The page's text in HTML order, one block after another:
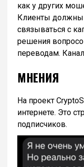
как у других
Клиенты должны
связываться с
решения
переводам.
МНЕНИЯ
На проект
интернете. Это
подписчиков.